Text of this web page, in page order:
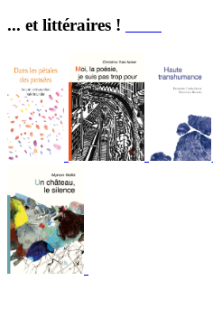
... et littéraires !